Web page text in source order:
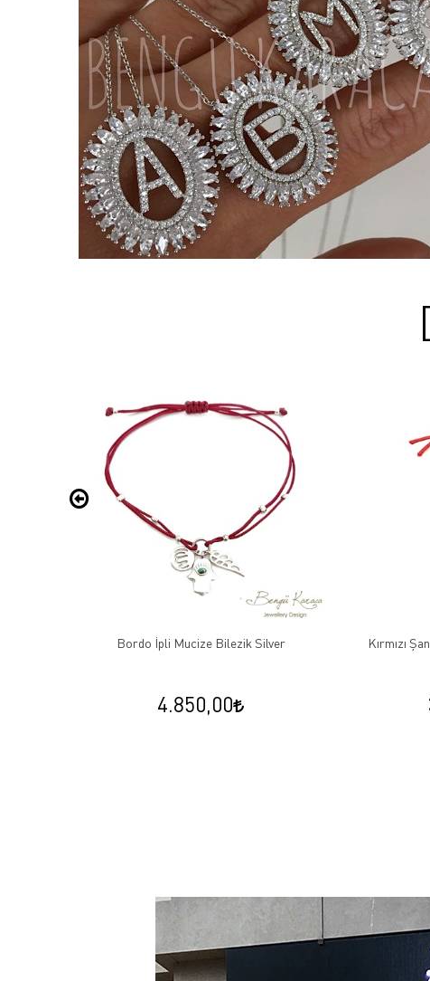
Bordo İpli Mucize Bilezik Silver
4.850,00
Kırmızı